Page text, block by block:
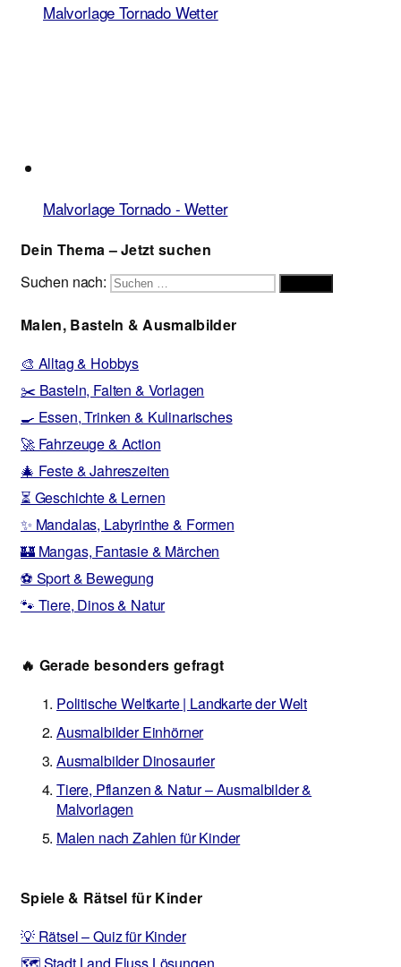
Malvorlage Tornado Wetter
Malvorlage Tornado - Wetter
Dein Thema – Jetzt suchen
Suchen nach:
Malen, Basteln & Ausmalbilder
🎨 Alltag & Hobbys
✂️ Basteln, Falten & Vorlagen
🍳 Essen, Trinken & Kulinarisches
🚀 Fahrzeuge & Action
🎄 Feste & Jahreszeiten
⏳ Geschichte & Lernen
✨ Mandalas, Labyrinthe & Formen
🏰 Mangas, Fantasie & Märchen
⚽ Sport & Bewegung
🐾 Tiere, Dinos & Natur
🔥 Gerade besonders gefragt
Politische Weltkarte | Landkarte der Welt
Ausmalbilder Einhörner
Ausmalbilder Dinosaurier
Tiere, Pflanzen & Natur – Ausmalbilder &
Malvorlagen
Malen nach Zahlen für Kinder
Spiele & Rätsel für Kinder
💡 Rätsel – Quiz für Kinder